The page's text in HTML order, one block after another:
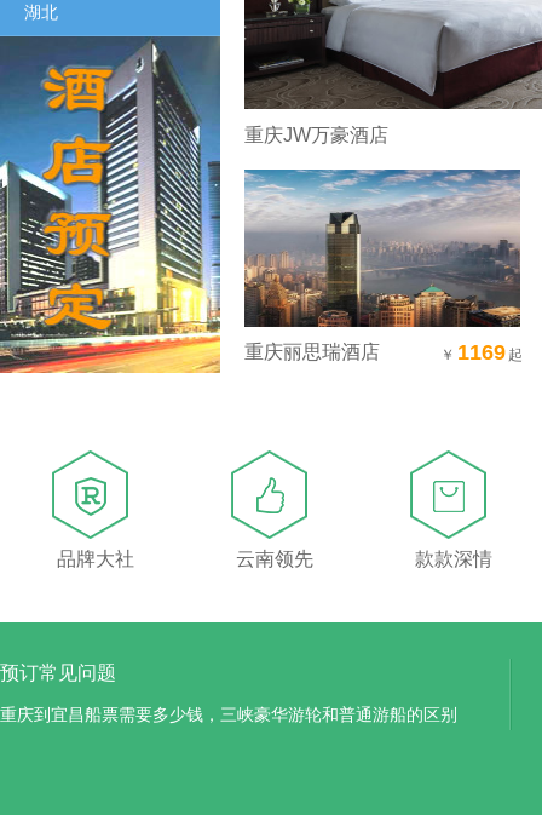
湖北
重庆JW万豪酒店
￥ 1169 起
重庆丽思瑞酒店
品牌大社 云南领先 款款深情
预订常见问题
重庆到宜昌船票需要多少钱，三峡豪华游轮和普通游船的区别